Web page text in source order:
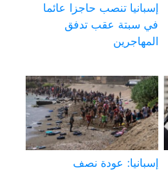
إسبانيا تنصب حاجزا عائما
في سبتة عقب تدفق
المهاجرين
إسبانيا: عودة نصف